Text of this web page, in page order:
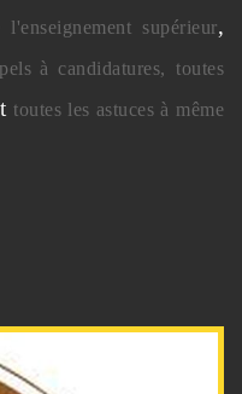
supérieur,
à candidatures, toutes
toutes les astuces à même